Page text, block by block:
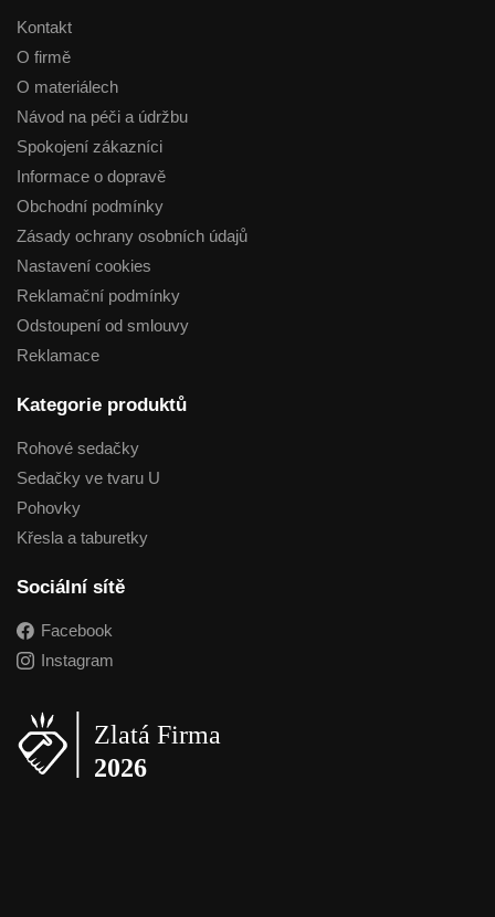
Kontakt
O firmě
O materiálech
Návod na péči a údržbu
Spokojení zákazníci
Informace o dopravě
Obchodní podmínky
Zásady ochrany osobních údajů
Nastavení cookies
Reklamační podmínky
Odstoupení od smlouvy
Reklamace
Kategorie produktů
Rohové sedačky
Sedačky ve tvaru U
Pohovky
Křesla a taburetky
Sociální sítě
Facebook
Instagram